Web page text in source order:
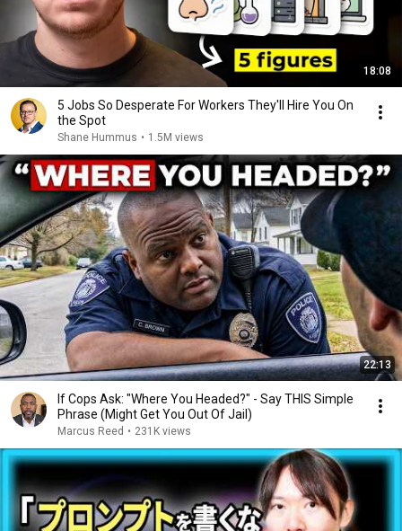
18:08
5 Jobs So Desperate For Workers They'll Hire You On
the Spot
Shane Hummus • 1.5M views
22:13
If Cops Ask: "Where You Headed?" - Say THIS Simple
Phrase (Might Get You Out Of Jail)
Marcus Reed • 231K views